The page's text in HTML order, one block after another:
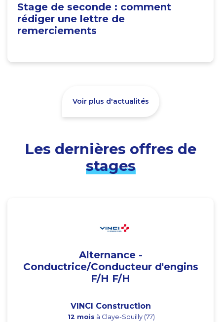
Stage de seconde : comment
rédiger une lettre de
remerciements
Voir plus d'actualités
Les dernières offres de
stages
Alternance -
Conductrice/Conducteur d'engins
F/H F/H
VINCI Construction
12 mois à Claye-Souilly (77)